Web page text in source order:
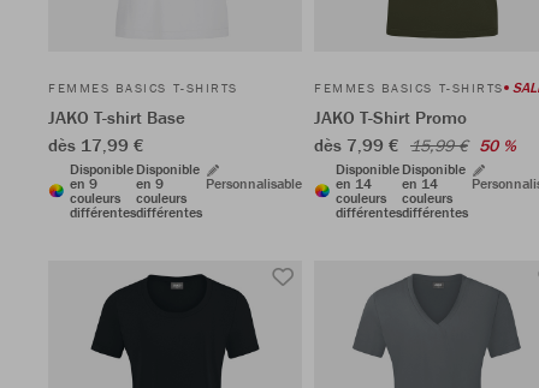
FEMMES BASICS T-SHIRTS
JAKO T-shirt Base
dès 17,99 €
Disponible
en 9
couleurs
différentes
Disponible
en 9
couleurs
différentes
Personnalisable
FEMMES BASICS T-SHIRTS
JAKO T-Shirt Promo
dès 7,99 € 15,99 € 50 %
Disponible
en 14
couleurs
différentes
Disponible
en 14
couleurs
différentes